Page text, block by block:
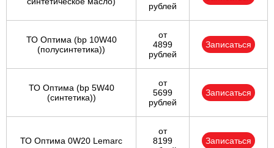
рублей
ТО Оптима (bp 10W40
(полусинтетика))
от
4899
рублей
Записаться
ТО Оптима (bp 5W40
(синтетика))
от
5699
рублей
Записаться
ТО Оптима 0W20 Lemarc
от
8199
Записаться